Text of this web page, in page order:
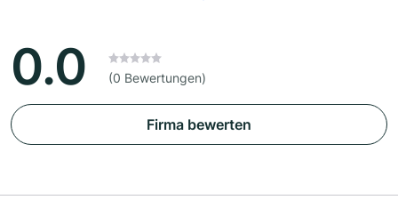
0.0 (0 Bewertungen)
Firma bewerten